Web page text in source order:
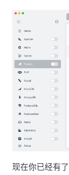
现在你已经有